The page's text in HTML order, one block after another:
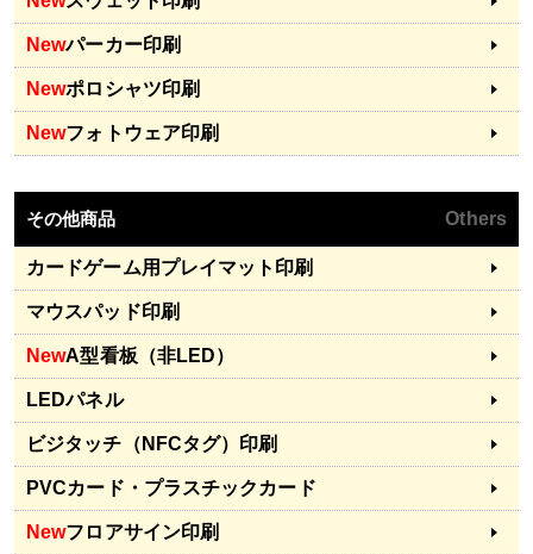
Newパーカー印刷
Newポロシャツ印刷
Newフォトウェア印刷
その他商品 Others
カードゲーム用プレイマット印刷
マウスパッド印刷
NewA型看板（非LED）
LEDパネル
ビジタッチ（NFCタグ）印刷
PVCカード・プラスチックカード
Newフロアサイン印刷